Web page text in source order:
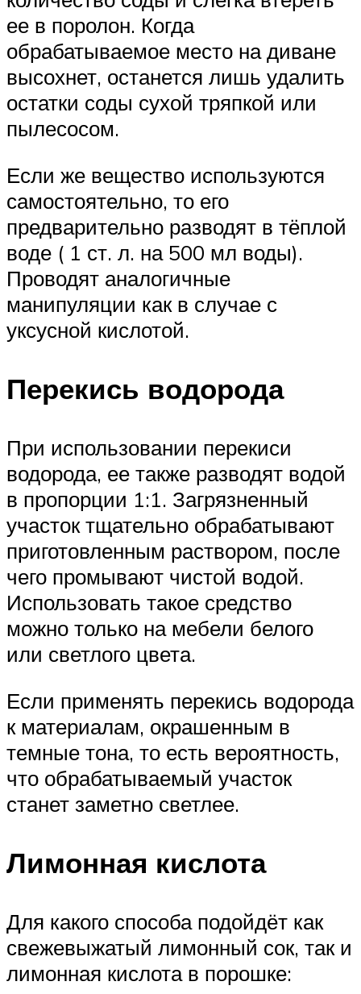
ее в поролон. Когда
обрабатываемое место на диване
высохнет, останется лишь удалить
остатки соды сухой тряпкой или
пылесосом.
Если же вещество используются
самостоятельно, то его
предварительно разводят в тёплой
воде ( 1 ст. л. на 500 мл воды).
Проводят аналогичные
манипуляции как в случае с
уксусной кислотой.
Перекись водорода
При использовании перекиси
водорода, ее также разводят водой
в пропорции 1:1. Загрязненный
участок тщательно обрабатывают
приготовленным раствором, после
чего промывают чистой водой.
Использовать такое средство
можно только на мебели белого
или светлого цвета.
Если применять перекись водорода
к материалам, окрашенным в
темные тона, то есть вероятность,
что обрабатываемый участок
станет заметно светлее.
Лимонная кислота
Для какого способа подойдёт как
свежевыжатый лимонный сок, так и
лимонная кислота в порошке: